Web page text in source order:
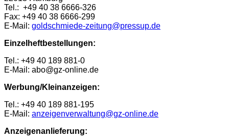
Tel.: +49 40 38 6666-326
Fax: +49 40 38 6666-299
E-Mail: goldschmiede-zeitung@pressup.de
Einzelheftbestellungen:
Tel.: +49 40 189 881-0
E-Mail: abo@gz-online.de
Werbung/Kleinanzeigen:
Tel.: +49 40 189 881-195
E-Mail: anzeigenverwaltung@gz-online.de
Anzeigenanlieferung: